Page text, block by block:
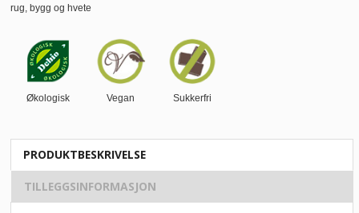
rug, bygg og hvete
Økologisk Vegan Sukkerfri
PRODUKTBESKRIVELSE
TILLEGGSINFORMASJON